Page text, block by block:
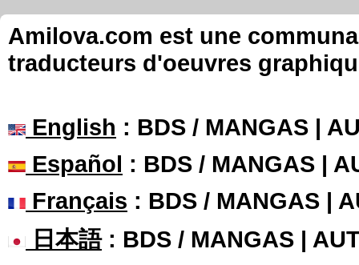
Amilova.com est une
traducteurs d'oeuvres
English : BDS / MANGAS |
Español : BDS / MANGAS |
Français : BDS / MANGAS |
日本語: BDS / MANGAS |